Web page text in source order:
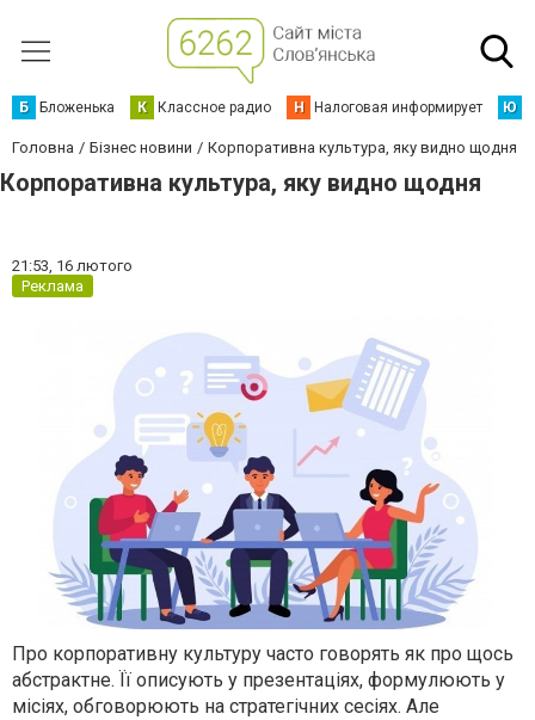
Б Бложенька К Классное радио Н Налоговая информирует Ю
Головна Бізнес новини Корпоративна культура, яку видно щодня
Корпоративна культура, яку видно щодня
21:53, 16 лютого
Реклама
Про корпоративну культуру часто говорять як про щось
абстрактне. Її описують у презентаціях, формулюють у
місіях, обговорюють на стратегічних сесіях. Але